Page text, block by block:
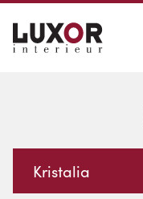
Kristalia